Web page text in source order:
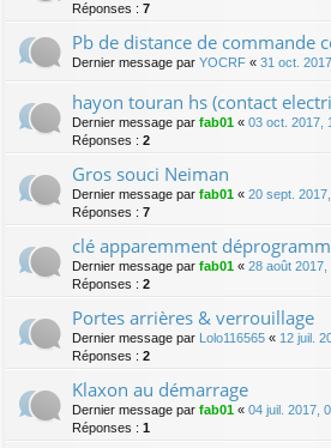
Réponses : 7
Pb de distance de commande
Dernier message par YOCRF « 31 oct.
hayon touran hs (contact
Dernier message par fab01 « 03 oct. 2017,
Réponses : 2
Gros souci Neiman
Dernier message par fab01 « 20 sept.
Réponses : 7
clé apparemment
Dernier message par fab01 « 28 août 2017,
Réponses : 2
Portes arrières & verrouillage
Dernier message par Lolo116565 « 12 juil.
Réponses : 2
Klaxon au démarrage
Dernier message par fab01 « 04 juil. 2017,
Réponses : 1